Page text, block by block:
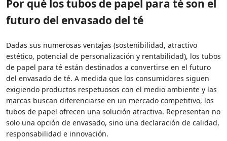
Por qué los tubos de papel para té son el
futuro del envasado del té
Dadas sus numerosas ventajas (sostenibilidad, atractivo
estético, potencial de personalización y rentabilidad), los tubos
de papel para té están destinados a convertirse en el futuro
del envasado de té. A medida que los consumidores siguen
exigiendo productos respetuosos con el medio ambiente y las
marcas buscan diferenciarse en un mercado competitivo, los
tubos de papel ofrecen una solución atractiva. Representan no
solo una opción de envasado, sino una declaración de calidad,
responsabilidad e innovación.